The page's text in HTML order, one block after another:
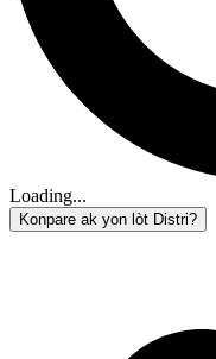
Loading...
Konpare ak yon lòt Distri?